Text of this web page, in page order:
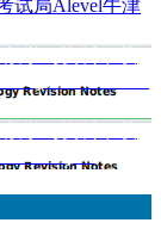
试局标
Alevel牛津
Mutations &
》